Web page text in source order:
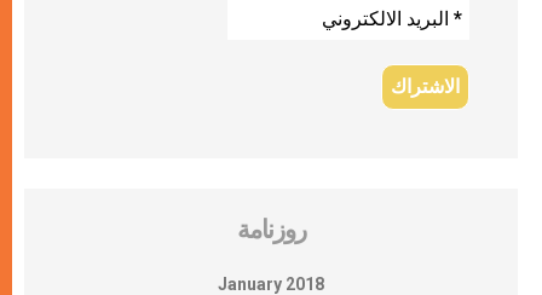
روزنامة
January 2018